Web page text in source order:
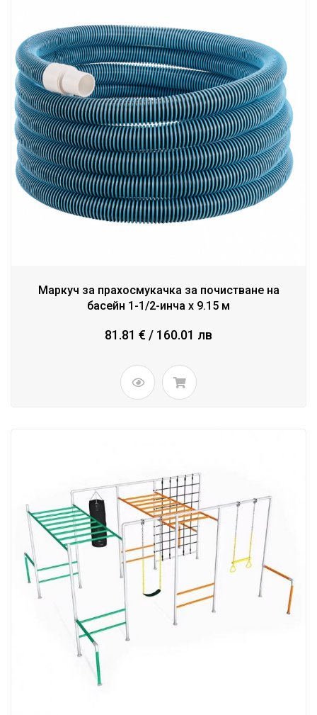
Маркуч за прахосмукачка за почистване на
басейн 1-1/2-инча x 9.15 м
81.81 € / 160.01 лв